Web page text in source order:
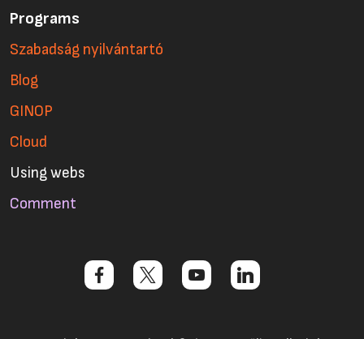
Programs
Szabadság nyilvántartó
Blog
GINOP
Cloud
Using webs
Comment